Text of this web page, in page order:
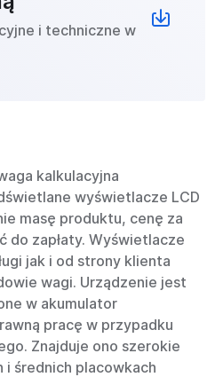
i techniczne w
kalkulacyjna
wyświetlacze LCD
masę produktu, cenę za
do zapłaty. Wyświetlacze
jak i od strony klienta
wagi. Urządzenie jest
w akumulator
pracę w przypadku
Znajduje ono szerokie
i średnich placowkach